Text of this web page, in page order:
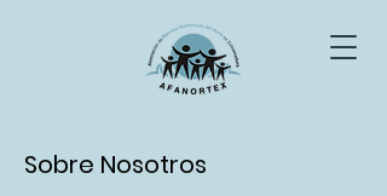
Sobre Nosotros